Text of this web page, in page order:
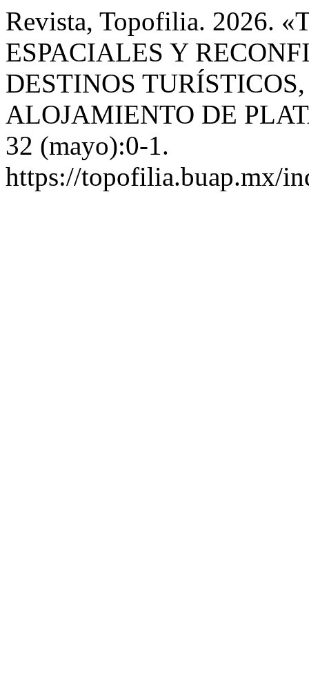
Revista, Topofilia. 2026.
ESPACIALES Y
DESTINOS
ALOJAMIENTO DE
32 (mayo):0-1.
https://topofilia.buap.mx/